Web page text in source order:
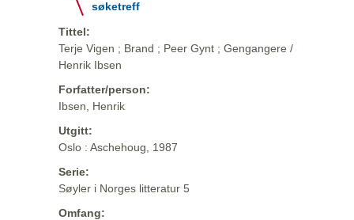
søketreff
Tittel:
Terje Vigen ; Brand ; Peer Gynt ; Gengangere /
Henrik Ibsen
Forfatter/person:
Ibsen, Henrik
Utgitt:
Oslo : Aschehoug, 1987
Serie:
Søyler i Norges litteratur 5
Omfang: